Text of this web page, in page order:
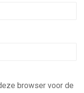
browser voor de